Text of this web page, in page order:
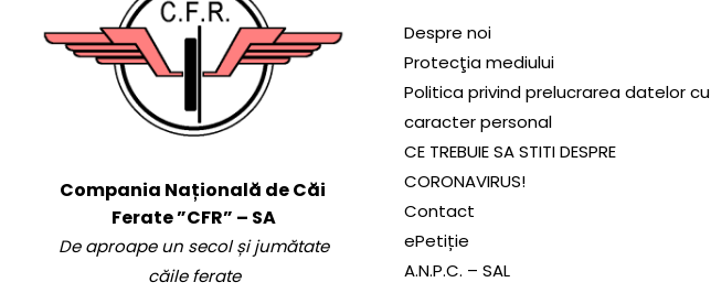
Compania Națională de Căi
Ferate ”CFR” – SA
De aproape un secol și jumătate
căile ferate
Despre noi
Protecţia mediului
Politica privind prelucrarea datelor cu
caracter personal
CE TREBUIE SA STITI DESPRE
CORONAVIRUS!
Contact
ePetiție
A.N.P.C. – SAL